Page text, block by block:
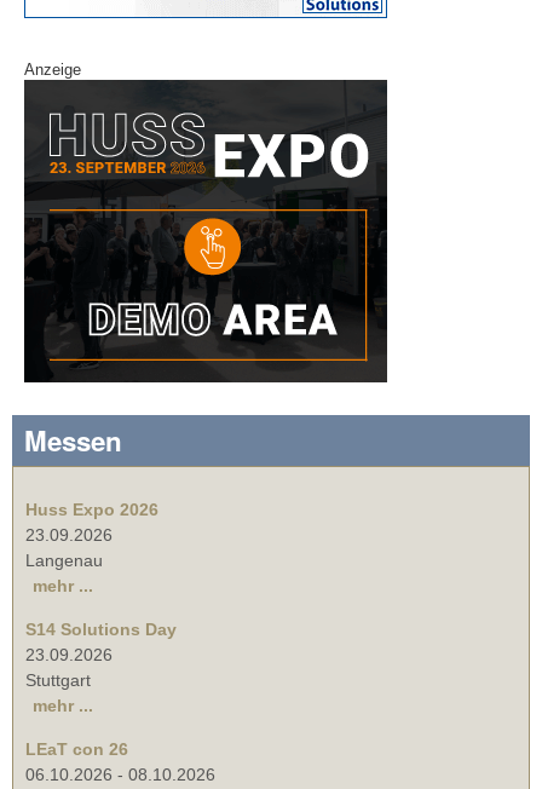
Anzeige
Messen
Huss Expo 2026
23.09.2026
Langenau
mehr ...
S14 Solutions Day
23.09.2026
Stuttgart
mehr ...
LEaT con 26
06.10.2026 - 08.10.2026